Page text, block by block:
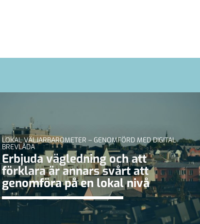
LOKAL VÄLJARBAROMETER – GENOMFÖRD MED DIGITAL
BREVLÅDA
Erbjuda vägledning och att
förklara är annars svårt att
genomföra på en lokal nivå